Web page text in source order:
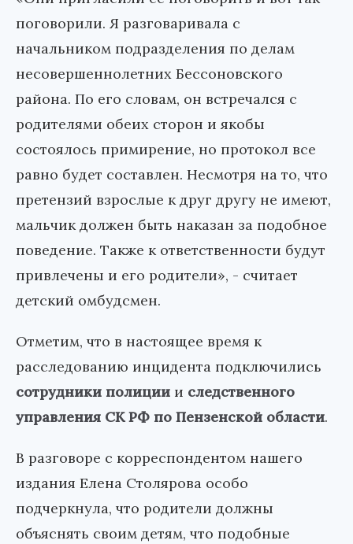
поговорили. Я разговаривала с
начальником подразделения по делам
несовершеннолетних Бессоновского
района. По его словам, он встречался с
родителями обеих сторон и якобы
состоялось примирение, но протокол все
равно будет составлен. Несмотря на то, что
претензий взрослые к друг другу не имеют,
мальчик должен быть наказан за подобное
поведение. Также к ответственности будут
привлечены и его родители», - считает
детский омбудсмен.
Отметим, что в настоящее время к
расследованию инцидента подключились
сотрудники полиции и следственного
управления СК РФ по Пензенской области.
В разговоре с корреспондентом нашего
издания Елена Столярова особо
подчеркнула, что родители должны
объяснять своим детям, что подобные